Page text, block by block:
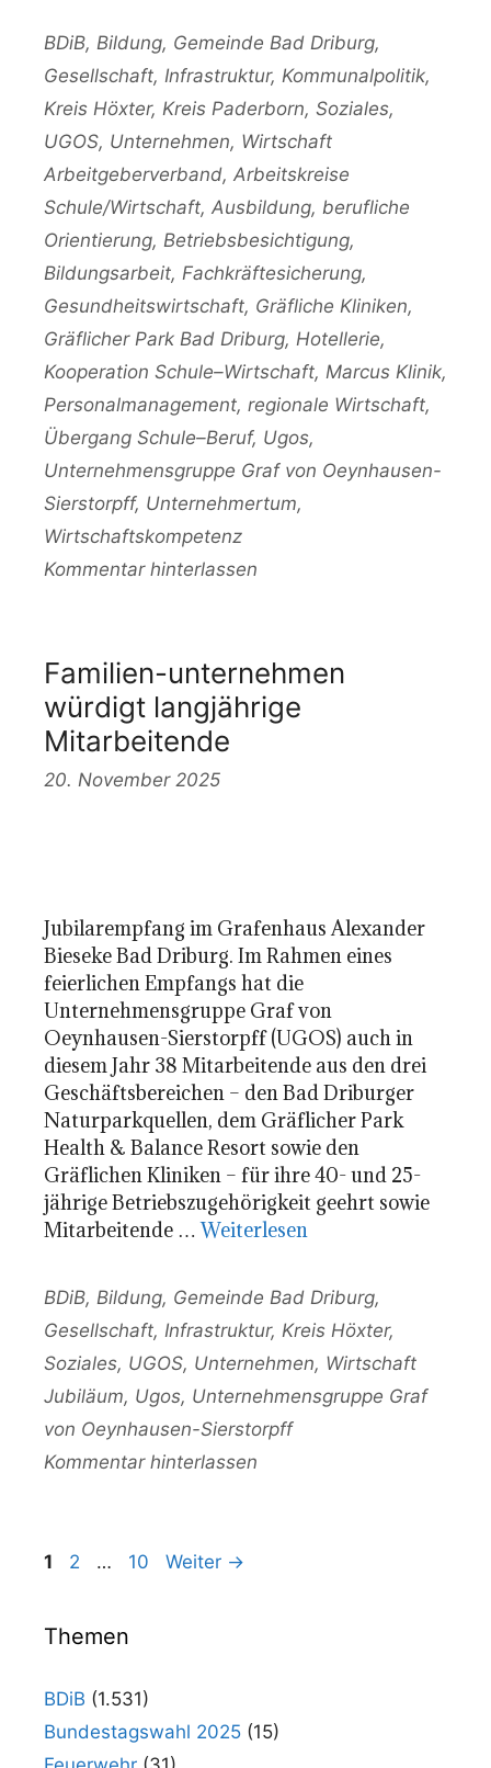
Kategorien
BDiB, Bildung, Gemeinde Bad Driburg,
Gesellschaft, Infrastruktur, Kommunalpolitik,
Kreis Höxter, Kreis Paderborn, Soziales,
UGOS, Unternehmen, Wirtschaft
Schlagwörter
Arbeitgeberverband, Arbeitskreise
Schule/Wirtschaft, Ausbildung, berufliche
Orientierung, Betriebsbesichtigung,
Bildungsarbeit, Fachkräftesicherung,
Gesundheitswirtschaft, Gräfliche Kliniken,
Gräflicher Park Bad Driburg, Hotellerie,
Kooperation Schule–Wirtschaft, Marcus Klinik,
Personalmanagement, regionale Wirtschaft,
Übergang Schule–Beruf, Ugos,
Unternehmensgruppe Graf von Oeynhausen-
Sierstorpff, Unternehmertum,
Wirtschaftskompetenz
Kommentar hinterlassen
Familien-unternehmen
würdigt langjährige
Mitarbeitende
20. November 2025
Jubilarempfang im Grafenhaus Alexander
Bieseke Bad Driburg. Im Rahmen eines
feierlichen Empfangs hat die
Unternehmensgruppe Graf von
Oeynhausen-Sierstorpff (UGOS) auch in
diesem Jahr 38 Mitarbeitende aus den drei
Geschäftsbereichen – den Bad Driburger
Naturparkquellen, dem Gräflicher Park
Health & Balance Resort sowie den
Gräflichen Kliniken – für ihre 40- und 25-
jährige Betriebszugehörigkeit geehrt sowie
Mitarbeitende …Weiterlesen
Kategorien
BDiB, Bildung, Gemeinde Bad Driburg,
Gesellschaft, Infrastruktur, Kreis Höxter,
Soziales, UGOS, Unternehmen, Wirtschaft
Schlagwörter
Jubiläum, Ugos, Unternehmensgruppe Graf
von Oeynhausen-Sierstorpff
Kommentar hinterlassen
Seite
1 Seite
2 … Seite
10 Weiter →
Themen
BDiB (1.531)
Bundestagswahl 2025 (15)